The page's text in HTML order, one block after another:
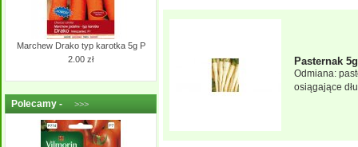
Marchew Drako typ karotka 5g P
2.00 zł
Polecamy - >>>
Pasternak 5g
Odmiana:
osiągające